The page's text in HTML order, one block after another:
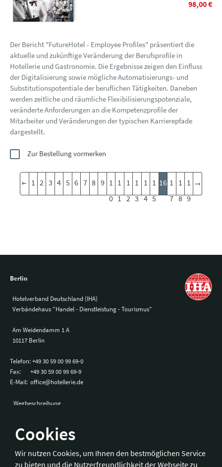
Cookies
Wir nutzen Cookies, um Ihnen den bestmöglichen Service
zu bieten und die Nutzerfreundlichkeit der Webseite zu
98,00 €
Der Bericht "FutureHotel - Employee Profiles" präsentiert die
aktuelle und zukünftige Veränderung der Berufsprofile in
Hotellerie und Gastronomie. Die Ergebnisse zeigen den Einfluss
der Digitalisierung sowie mögliche Automatisierungs- und
Substitutionspotentiale der beruflichen Tätigkeiten. Daneben
werden zeitliche und räumliche Flexibilisierungspotenziale,
veränderte Anforderungen an die Kompetenzprofile der
Mitarbeiter und Veränderungen der typischen Karrierepfade
dargestellt.
Zur Bestellung vormerken
1 2 3 4 5 6 7 8 9 1
0
1
1
1
2
1
3
1
4
1
5
16 1
7
1
8
1
9
Berlin
Hotelverband Deutschland (IHA)
Verbändehaus "Handel - Dienstleistung - Tourismus"
Am Weidendamm 1 A
10117 Berlin
Telefon:+49 30 59 00 99 69-0
Fax:
+49 30 59 00 99 69-9
E-Mail: office@hotellerie.de
Wegbeschreibung
Hotelverband Deutschland (IHA) / IHA-Service GmbH